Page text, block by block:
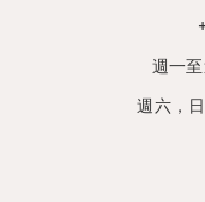
週一
週六，